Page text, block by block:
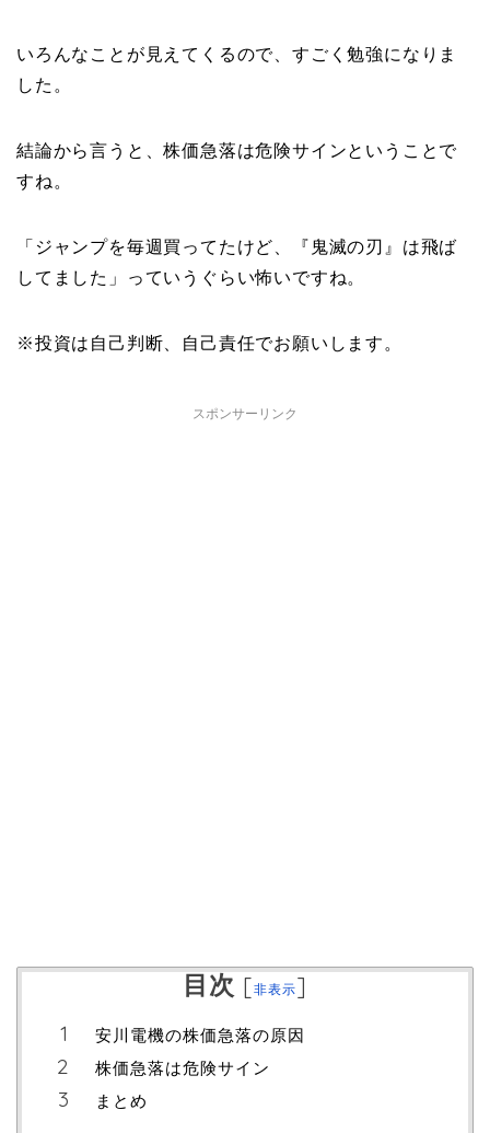
いろんなことが見えてくるので、すごく勉強になりま
した。
結論から言うと、株価急落は危険サインということで
すね。
「ジャンプを毎週買ってたけど、『鬼滅の刃』は飛ば
してました」っていうぐらい怖いですね。
※投資は自己判断、自己責任でお願いします。
スポンサーリンク
目次 [非表示]
安川電機の株価急落の原因
株価急落は危険サイン
まとめ